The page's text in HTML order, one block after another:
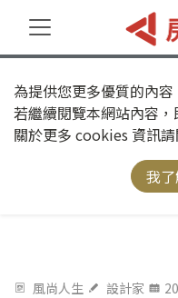
為提供您更多優質的內
若繼續閱覽本網站內容
關於更多 cookies 資訊
我
風尚人生 設計家